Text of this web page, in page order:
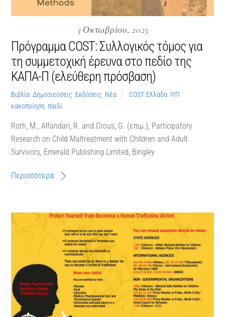
3 Οκτωβρίου, 2023
Πρόγραμμα COST: Συλλογικός τόμος για
τη συμμετοχική έρευνα στο πεδίο της
ΚΑΠΑ-Π (ελεύθερη πρόσβαση)
Βιβλία ,Δημοσιεύσεις Εκδόσεις Νέα COST, Ελλάδα, ΙΥΠ
κακοποίηση ,παιδί
Roth, M., Alfandari, R. and Crous, G. (επιμ.), Participatory
Research on Child Maltreatment with Children and Adult
Survivors, Emerald Publishing Limited, Bingley
Περισσότερα